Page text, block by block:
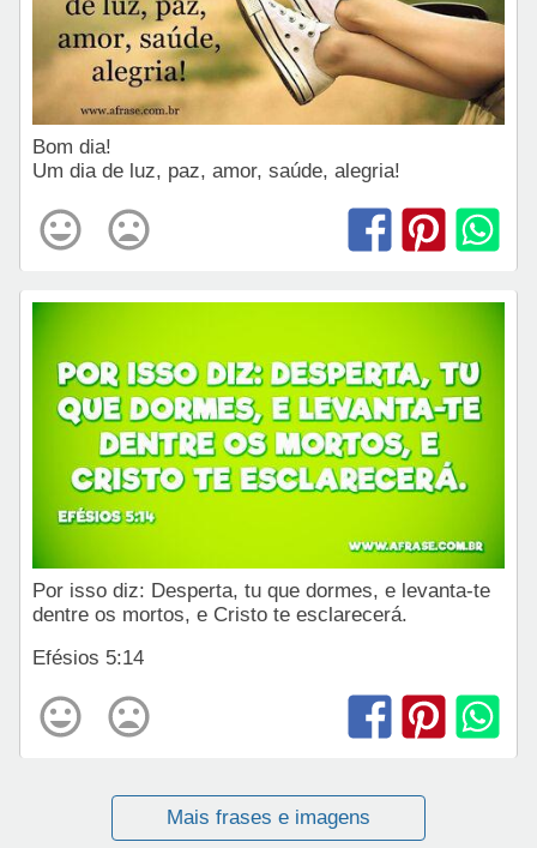
Bom dia!
Um dia de luz, paz, amor, saúde, alegria!
Por isso diz: Desperta, tu que dormes, e levanta-te
dentre os mortos, e Cristo te esclarecerá.
Efésios 5:14
Mais frases e imagens